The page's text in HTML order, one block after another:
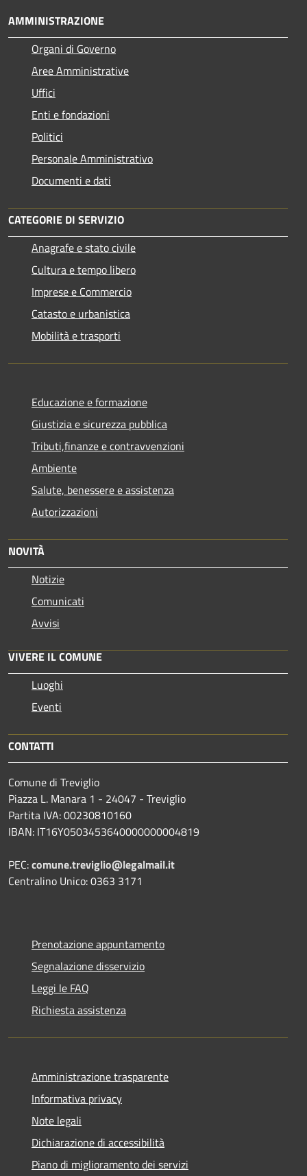
AMMINISTRAZIONE
Organi di Governo
Aree Amministrative
Uffici
Enti e fondazioni
Politici
Personale Amministrativo
Documenti e dati
CATEGORIE DI SERVIZIO
Anagrafe e stato civile
Cultura e tempo libero
Imprese e Commercio
Catasto e urbanistica
Mobilità e trasporti
Educazione e formazione
Giustizia e sicurezza pubblica
Tributi,finanze e contravvenzioni
Ambiente
Salute, benessere e assistenza
Autorizzazioni
NOVITÀ
Notizie
Comunicati
Avvisi
VIVERE IL COMUNE
Luoghi
Eventi
CONTATTI
Comune di Treviglio
Piazza L. Manara 1 - 24047 - Treviglio
Partita IVA: 00230810160
IBAN: IT16Y0503453640000000004819
PEC:comune.treviglio@legalmail.it
Centralino Unico: 0363 3171
Prenotazione appuntamento
Segnalazione disservizio
Leggi le FAQ
Richiesta assistenza
Amministrazione trasparente
Informativa privacy
Note legali
Dichiarazione di accessibilità
Piano di miglioramento dei servizi